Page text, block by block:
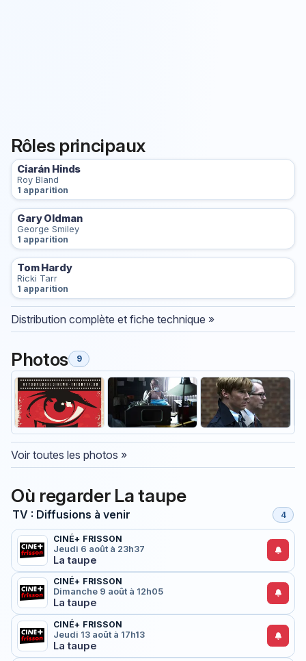
Rôles principaux
Ciarán Hinds
Roy Bland
1 apparition
Gary Oldman
George Smiley
1 apparition
Tom Hardy
Ricki Tarr
1 apparition
Distribution complète et fiche technique »
Photos 9
Voir toutes les photos »
Où regarder La taupe
TV : Diffusions à venir 4
CINÉ+ FRISSON
Jeudi 6 août à 23h37
La taupe
CINÉ+ FRISSON
Dimanche 9 août à 12h05
La taupe
CINÉ+ FRISSON
Jeudi 13 août à 17h13
La taupe